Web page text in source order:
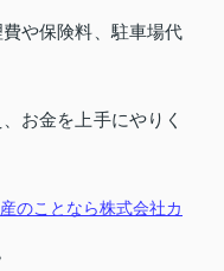
や保険料、駐車場代
お金を上手にやりく
のことなら株式会社カ